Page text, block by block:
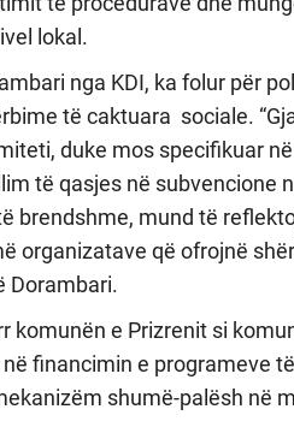
lokal.
nga KDI, ka folur për
të caktuara sociale.
duke mos specifikuar
të qasjes në subvencione
brendshme, mund të
organizatave që ofrojnë
Dorambari.
komunën e Prizrenit si
financimin e programeve
shumë-palësh në